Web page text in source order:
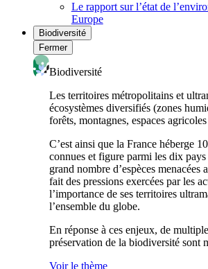
Le rapport sur l’état de
Europe
Biodiversité
Fermer
Biodiversité
Les territoires métropolitains et
écosystèmes diversifiés (zones
forêts, montagnes, espaces
C’est ainsi que la France héberge
connues et figure parmi les dix
grand nombre d’espèces
fait des pressions exercées par les
l’importance de ses territoires
l’ensemble du globe.
En réponse à ces enjeux, de
préservation de la biodiversité sont
Voir le thème